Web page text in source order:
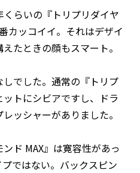
らいの『トリプリダイヤ
カッコイイ。それはデザイ
たときの顔もスマート。
でした。通常の『トリプ
トにシビアですし、ドラ
ッシャーがありました。
ド MAX』は寛容性があっ
ではない。バックスピン